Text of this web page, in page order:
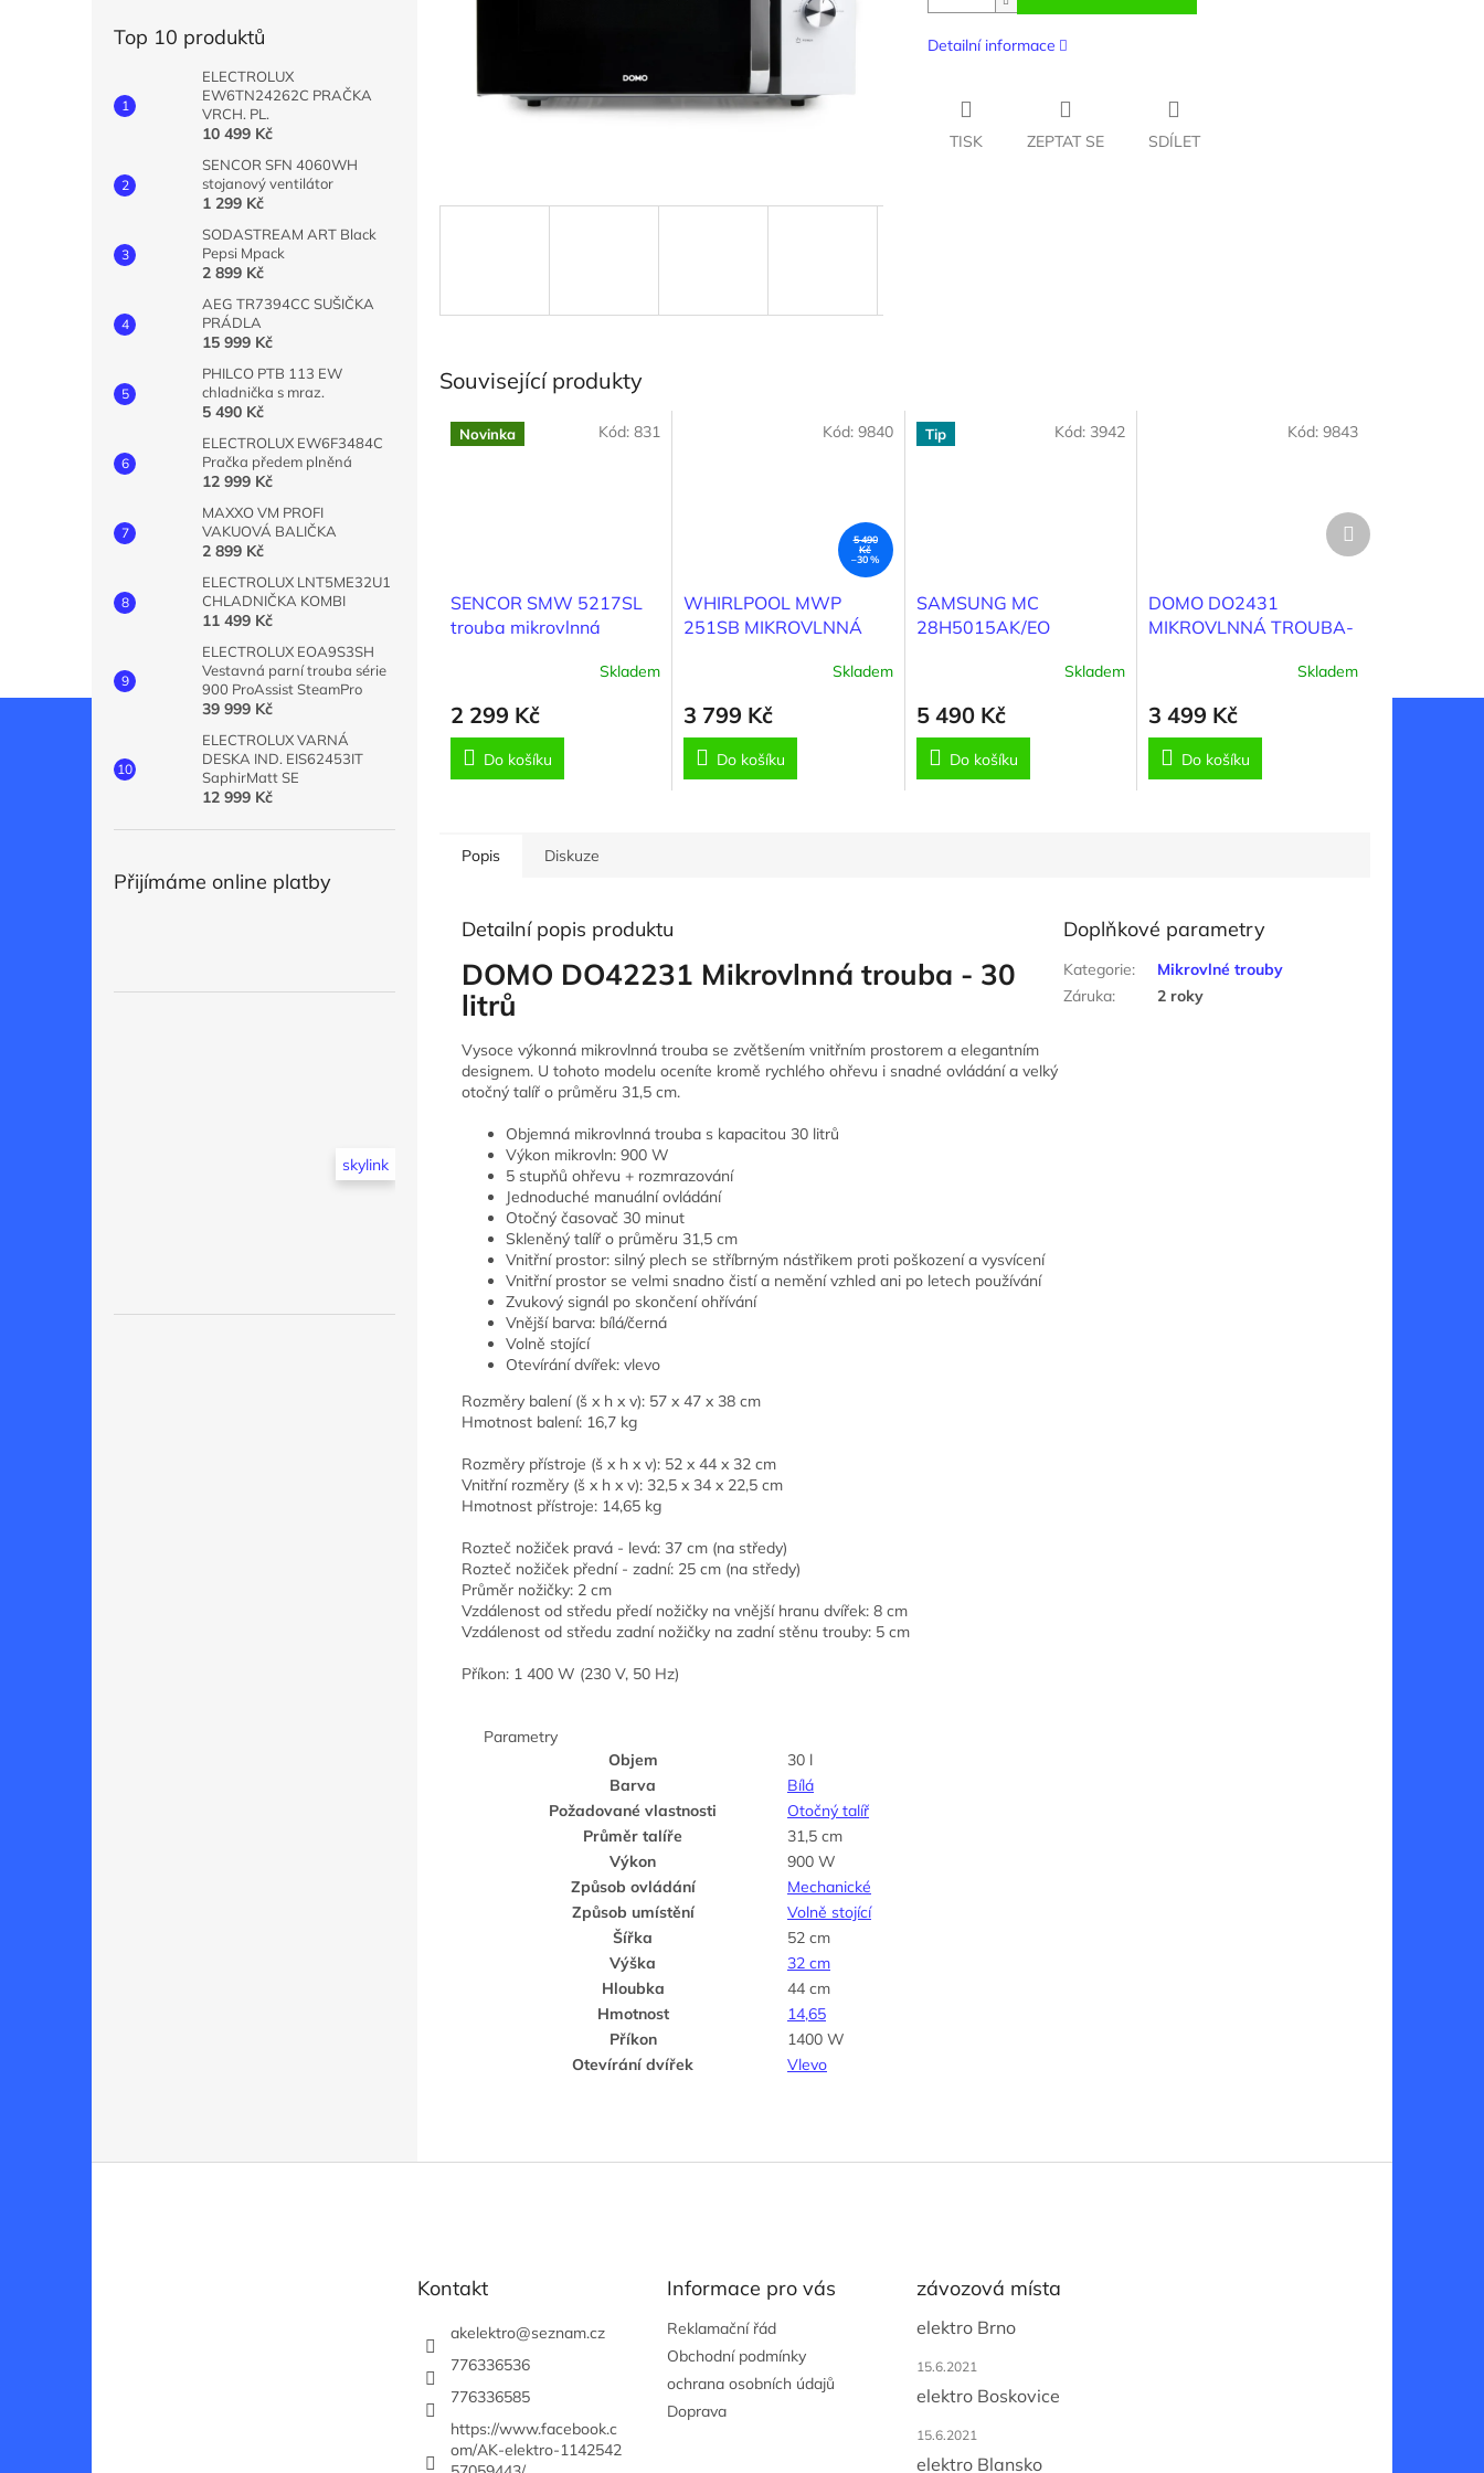
Top 10 produktů
ELECTROLUX
EW6TN24262C PRAČKA
VRCH. PL.
10 499 Kč
SENCOR SFN 4060WH
stojanový ventilátor
1 299 Kč
SODASTREAM ART Black
Pepsi Mpack
2 899 Kč
AEG TR7394CC SUŠIČKA
PRÁDLA
15 999 Kč
PHILCO PTB 113 EW
chladnička s mraz.
5 490 Kč
ELECTROLUX EW6F3484C
Pračka předem plněná
12 999 Kč
MAXXO VM PROFI
VAKUOVÁ BALIČKA
2 899 Kč
ELECTROLUX LNT5ME32U1
CHLADNIČKA KOMBI
11 499 Kč
ELECTROLUX EOA9S3SH
Vestavná parní trouba série
900 ProAssist SteamPro
39 999 Kč
ELECTROLUX VARNÁ
DESKA IND. EIS62453IT
SaphirMatt SE
12 999 Kč
Přijímáme online platby
skylink
Detailní informace
TISK ZEPTAT SE SDÍLET
Související produkty
Novinka
SENCOR SMW 5217SL
trouba mikrovlnná
Skladem
2 299 Kč
Do košíku
Kód: 831
5 490
Kč
–30 %
WHIRLPOOL MWP
251SB MIKROVLNNÁ
Skladem
3 799 Kč
Do košíku
Kód: 9840 Tip
SAMSUNG MC
28H5015AK/EO
Skladem
5 490 Kč
Do košíku
Kód: 3942
DOMO DO2431
MIKROVLNNÁ TROUBA-
Skladem
3 499 Kč
Do košíku
Kód: 9843
Další
produkt
Popis Diskuze
Detailní popis produktu
DOMO DO42231 Mikrovlnná trouba - 30
litrů
Vysoce výkonná mikrovlnná trouba se zvětšením vnitřním prostorem a elegantním
designem. U tohoto modelu oceníte kromě rychlého ohřevu i snadné ovládání a velký
otočný talíř o průměru 31,5 cm.
Objemná mikrovlnná trouba s kapacitou 30 litrů
Výkon mikrovln: 900 W
5 stupňů ohřevu + rozmrazování
Jednoduché manuální ovládání
Otočný časovač 30 minut
Skleněný talíř o průměru 31,5 cm
Vnitřní prostor: silný plech se stříbrným nástřikem proti poškození a vysvícení
Vnitřní prostor se velmi snadno čistí a nemění vzhled ani po letech používání
Zvukový signál po skončení ohřívání
Vnější barva: bílá/černá
Volně stojící
Otevírání dvířek: vlevo
Rozměry balení (š x h x v): 57 x 47 x 38 cm
Hmotnost balení: 16,7 kg
Rozměry přístroje (š x h x v): 52 x 44 x 32 cm
Vnitřní rozměry (š x h x v): 32,5 x 34 x 22,5 cm
Hmotnost přístroje: 14,65 kg
Rozteč nožiček pravá - levá: 37 cm (na středy)
Rozteč nožiček přední - zadní: 25 cm (na středy)
Průměr nožičky: 2 cm
Vzdálenost od středu předí nožičky na vnější hranu dvířek: 8 cm
Vzdálenost od středu zadní nožičky na zadní stěnu trouby: 5 cm
Příkon: 1 400 W (230 V, 50 Hz)
Parametry
Objem
30 l
Barva
Bílá
Požadované vlastnosti
Otočný talíř
Průměr talíře
31,5 cm
Výkon
900 W
Způsob ovládání
Mechanické
Způsob umístění
Volně stojící
Šířka
52 cm
Výška
32 cm
Hloubka
44 cm
Hmotnost
14,65
Příkon
1400 W
Otevírání dvířek
Vlevo
Doplňkové parametry
Kategorie:
Mikrovlné trouby
Záruka: 2 roky
Kontakt
akelektro@seznam.cz
776336536
776336585
https://www.facebook.c
om/AK-elektro-1142542
Informace pro vás
Reklamační řád
Obchodní podmínky
ochrana osobních údajů
Doprava
závozová místa
elektro Brno
15.6.2021
elektro Boskovice
15.6.2021
elektro Blansko